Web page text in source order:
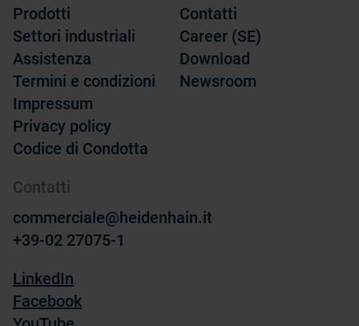
Prodotti
Settori industriali
Assistenza
Termini e condizioni
Impressum
Privacy policy
Codice di Condotta
Contatti
Career (SE)
Download
Newsroom
Contatti
commerciale@heidenhain.it
+39-02 27075-1
LinkedIn
Facebook